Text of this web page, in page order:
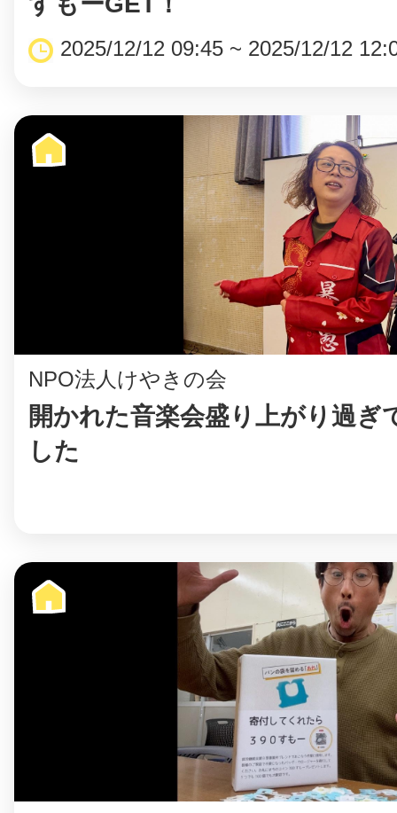
2025/12/12 09:45 ~ 2025/12/12
NPO法人けやきの会
開かれた音楽会盛り上がり過ぎ
した
©︎ KAYAC Inc. All